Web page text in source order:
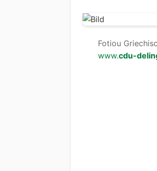
Fotiou
www.cdu-